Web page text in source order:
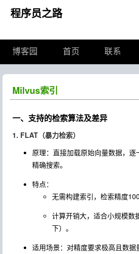
程序员之路
博客园 首页 联系
Milvus索引
一、支持的检索算法及差异
1. FLAT（暴力检索）
原理：直接加载原始向量数据，
精确搜索。
特点：
无需构建索引，检索精度
计算开销大，适合小规模数
下）。
适用场景：对精度要求极高且数